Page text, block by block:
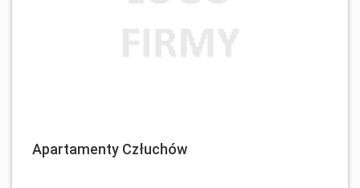
Apartamenty Człuchów